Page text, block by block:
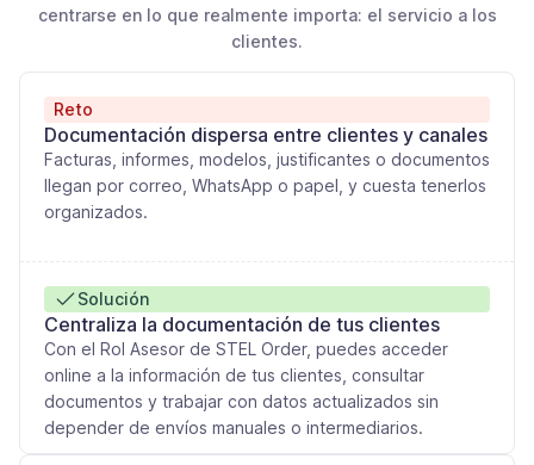
centrarse en lo que realmente importa: el servicio a los
clientes.
Reto
Documentación dispersa entre clientes y canales
Facturas, informes, modelos, justificantes o documentos
llegan por correo, WhatsApp o papel, y cuesta tenerlos
organizados.
Solución
Centraliza la documentación de tus clientes
Con el Rol Asesor de STEL Order, puedes acceder
online a la información de tus clientes, consultar
documentos y trabajar con datos actualizados sin
depender de envíos manuales o intermediarios.